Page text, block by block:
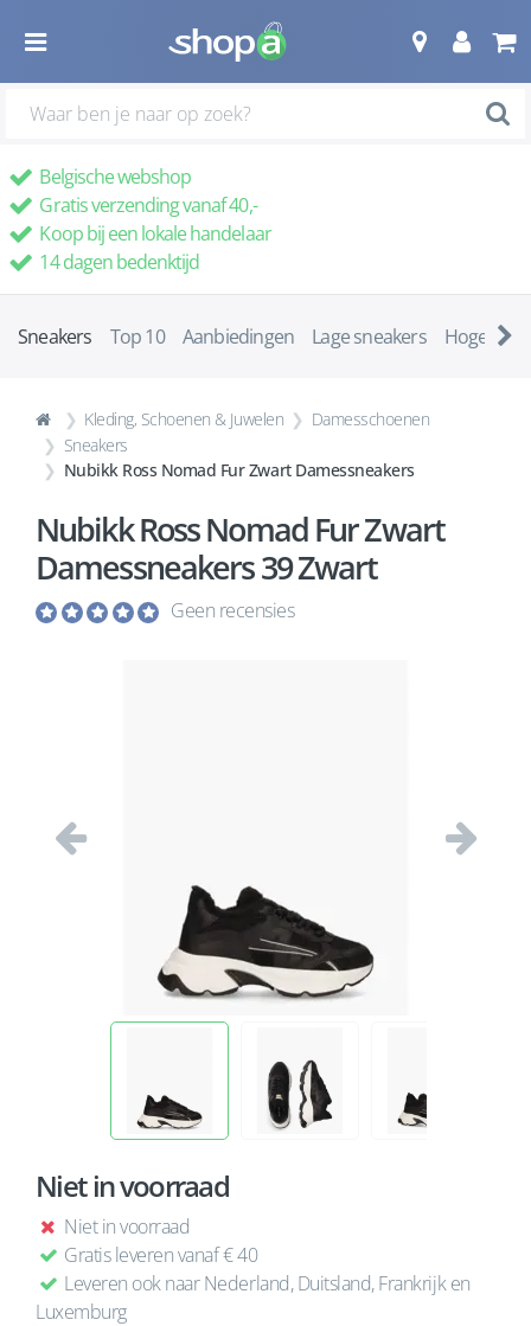
Belgische webshop
Gratis verzending vanaf 40,-
Koop bij een lokale handelaar
14 dagen bedenktijd
Sneakers Top 10 Aanbiedingen Lage sneakers Hoge
Kleding, Schoenen & Juwelen
Damesschoenen
Sneakers
Nubikk Ross Nomad Fur Zwart Damessneakers
Nubikk Ross Nomad Fur Zwart
Damessneakers 39 Zwart
Geen recensies
Vorige
Niet in voorraad
Niet in voorraad
Gratis leveren vanaf € 40
Leveren ook naar Nederland, Duitsland, Frankrijk en
Luxemburg